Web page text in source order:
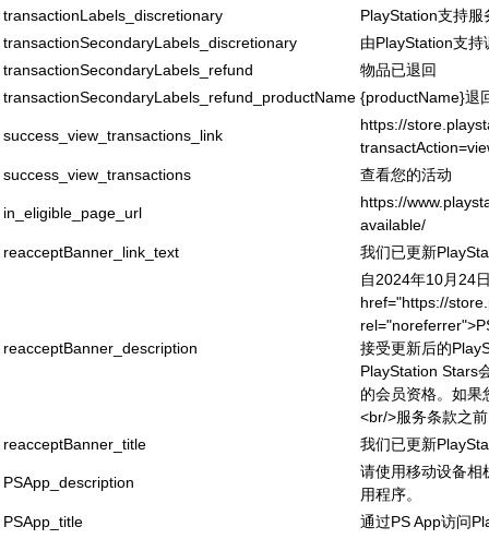
transactionLabels_discretionary
PlayStation支持服
transactionSecondaryLabels_discretionary
由PlayStation支持
transactionSecondaryLabels_refund
物品已退回
transactionSecondaryLabels_refund_productName {productName}退
success_view_transactions_link
https://
success_view_transactions
查看您的活动
in_eligible_page_url
https://
available/
reacceptBanner_link_text
我们已更新
reacceptBanner_description
自2024年10月24
href="https://
接受更新后的
PlayStation Stars
的会员资格。如果
<br/>服务条款之
reacceptBanner_title
我们已更新
PSApp_description
请使用移动设备相
用程序。
PSApp_title
通过PS App访问